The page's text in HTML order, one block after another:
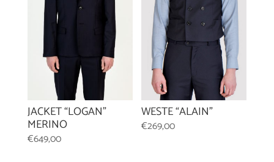
JACKET “LOGAN”
MERINO
€649,00
WESTE “ALAIN”
€269,00